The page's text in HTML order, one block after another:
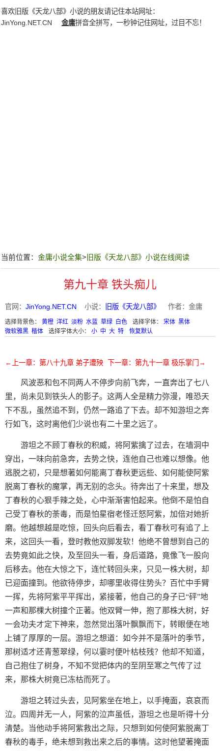
喜欢旧版《天龙八部》小说的朋友请记住本站网址：
JinYong.NET.CN
金庸拼音全拼写，一秒钟记住网址，过目不忘！
当前位置： 金庸小说全集> 旧版《天龙八部》小说在线阅读
第九十章 铁头痴儿
官网： JinYong.NET.CN 小说： 旧版《天龙八部》 作者：金庸
选择背景色： 黄橙 洋红 淡粉 水蓝 草绿 白色 选择字体： 宋体 黑体
微软雅黑 楷体 选择字体大小： 小 中 大 特 恢复默认
←上一章：第八十九章 弟子遭殃 下一章：第九十一章 极乐掌门→
风波恶和包不同两人不停步向前飞奔，一直奔出了七八
里，尚未见到铁头人的影子。这两人全是精力弥漫，唯恐天
下不乱，虽然追不到，仍然一路追了下去。却不知游坦之奔
行如飞，这时离他们少说也有二十里之远了。
游坦之不顾丁春秋的积威，将阿紫擒了过去，在墙洞中
穿出，一味向前急奔，去势之快，连他自己也难以想像。他
逃脱之初，只是想著如何能离丁春秋更远些、如何能使阿紫
脱离丁春秋的魔掌，再无别的念头。待奔出了十来里，想及
丁春秋的心狠手辣之处，心中渐渐害怕起来。他倒不是怕自
己受丁春秋的荼毒，而是怕星宿老怪迁怒阿紫，加倍对她折
磨。他越想越是吃惊，回头向后看去，看丁春秋可有追了上
来，这回头一看，登时教他双脚发软！他绝不曾想到自己的
去势竟如此之快，及至回头一看，身后道路，竟像飞一股向
后移去。他在大惊之下，连忙转回头来，只见一株大树，却
已迎面撞到。他欲待停步，却哪里收得住势头？百忙中手臂
一挥，先将阿紫平平挥出，紧接著，他自己的身子已“砰”地
一声和那棵大树撞个正著。他双臂一伸，抱了那株大树，好
一会功夫才定下神来，忽然觉出落叶飘飘而下，转眼便在地
上铺了厚厚的一层。游坦之想道：如今并不是落叶的季节，
那树适才还青葱翠绿，何以霎时便叶枯枝残？他却不知道，
自己抱住了树身，不知不觉把体内的至阴至寒之气传了过
来，那株大树竟已冻枯而死了。
游坦之转过头去，见阿紫坐在地上，以手掩面，哀哀而
泣。四周并无一人，阿紫的泣声虽低，游坦之也是听得十分
清楚。当他动手将阿紫救出之际，只想到如何使阿紫脱离丁
春秋的毒手，绝未想到救出来之后的事情。这时他望著掩面